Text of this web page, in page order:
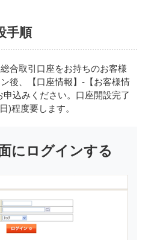
手順
合取引口座をお持ちのお客様
後、【口座情報】-【お客様情
込みください。口座開設完了
)程度要します。
にログインする